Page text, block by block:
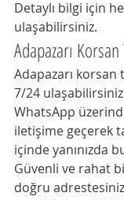
Detaylı bilgi için
ulaşabilirsiniz.
Adapazarı
Adapazarı
7/24
WhatsApp
iletişime geçerek
içinde yanınızda
Güvenli ve rahat
doğru